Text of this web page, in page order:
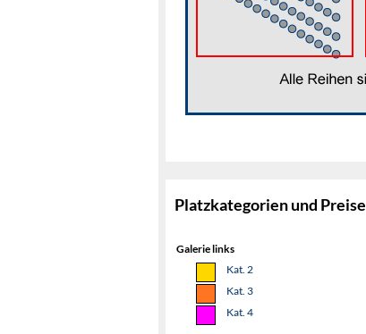
Platzkategorien und Preise
Galerie links
Kat. 2
Kat. 3
Kat. 4